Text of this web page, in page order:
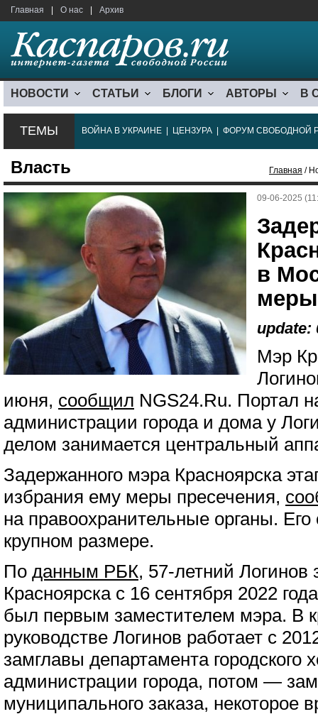
Главная О нас Архив
НОВОСТИ СТАТЬИ БЛОГИ АВТОРЫ В
ТЕМЫ ВОЙНА В УКРАИНЕ ЦЕНЗУРА ФОРУМ СВОБОДНОЙ
Власть Главная /
09-06-2025
в
меры
update:
Мэр
июня, сообщил NGS24.Ru. Портал
администрации города и дома у
делом занимается центральный
Задержанного мэра Красноярска
избрания ему меры пресечения,
на правоохранительные органы.
крупном размере.
По данным РБК, 57-летний Логинов
Красноярска с 16 сентября 2022
был первым заместителем мэра. В
руководстве Логинов работает с
замглавы департамента городского
администрации города, потом —
муниципального заказа, некоторое